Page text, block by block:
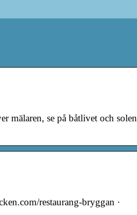
mälaren, se på båtlivet och solen
restaurang-bryggan ·